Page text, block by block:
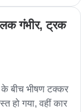
आत्महत्या
ने देखा तो
चौकी
तनाव में था।
उसने कुछ नहीं
गंभीर, ट्रक
के बीच भीषण टक्कर
हो गया, वहीं कार